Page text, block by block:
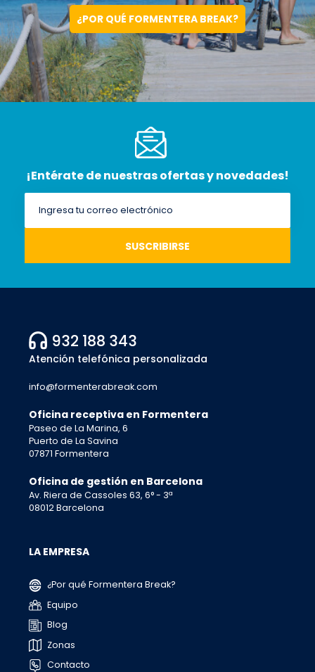
¿POR QUÉ FORMENTERA BREAK?
¡Entérate de nuestras ofertas y novedades!
932 188 343
Atención telefónica personalizada
info@formenterabreak.com
Oficina receptiva en Formentera
Paseo de La Marina, 6
Puerto de La Savina
07871 Formentera
Oficina de gestión en Barcelona
Av. Riera de Cassoles 63, 6° - 3ª
08012 Barcelona
LA EMPRESA
¿Por qué Formentera Break?
Equipo
Blog
Zonas
Contacto